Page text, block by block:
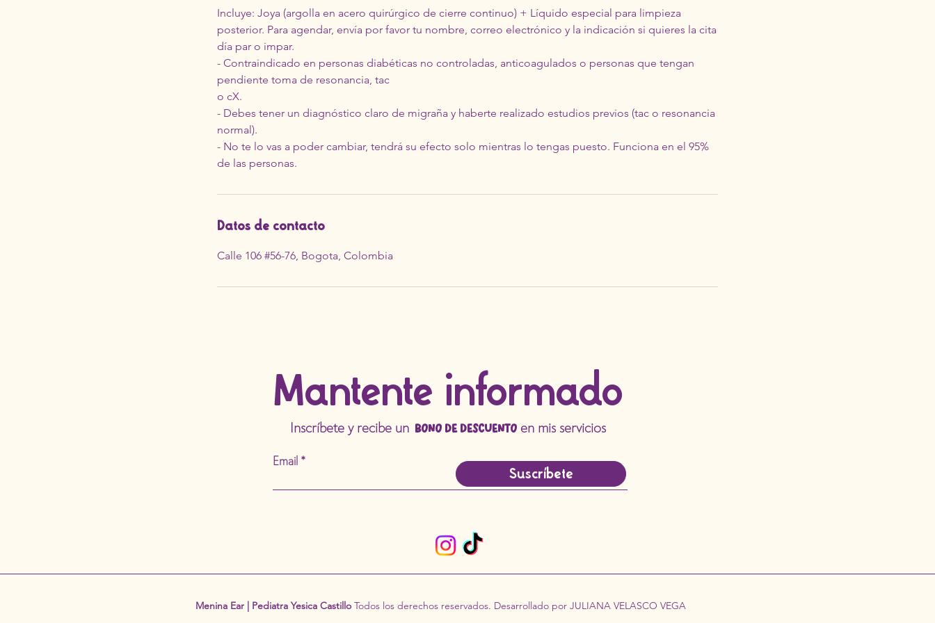
Incluye: Joya (argolla en acero quirúrgico de cierre continuo) + Líquido especial para limpieza
posterior. Para agendar, envía por favor tu nombre, correo electrónico y la indicación si quieres la cita
día par o impar.
- Contraindicado en personas diabéticas no controladas, anticoagulados o personas que tengan
pendiente toma de resonancia, tac
o cX.
- Debes tener un diagnóstico claro de migraña y haberte realizado estudios previos (tac o resonancia
normal).
- No te lo vas a poder cambiar, tendrá su efecto solo mientras lo tengas puesto. Funciona en el 95%
de las personas.
Datos de contacto
Calle 106 #56-76, Bogota, Colombia
Mantente informado
Inscríbete y recibe un bono de descuento en mis servicios
Email
Suscríbete
Menina Ear | Pediatra Yesica Castillo Todos los derechos reservados. Desarrollado por JULIANA VELASCO VEGA